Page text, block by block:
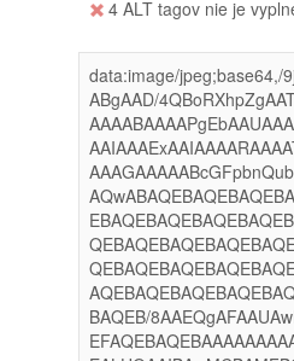
4 ALT tagov nie je
data:image/jpeg;base64,/
ABgAAD/
BAQEB/